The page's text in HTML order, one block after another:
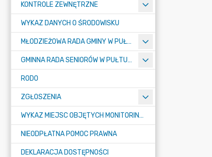
KONTROLE ZEWNĘTRZNE
WYKAZ DANYCH O ŚRODOWISKU
MŁODZIEŻOWA RADA GMINY W PUŁTUSKU
GMINNA RADA SENIORÓW W PUŁTUSKU
RODO
ZGŁOSZENIA
WYKAZ MIEJSC OBJĘTYCH MONITORINGIEM
NIEODPŁATNA POMOC PRAWNA
DEKLARACJA DOSTĘPNOŚCI